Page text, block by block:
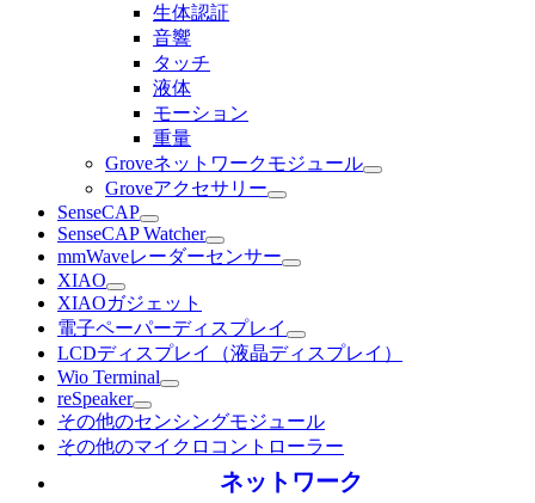
生体認証
音響
タッチ
液体
モーション
重量
Groveネットワークモジュール
Groveアクセサリー
SenseCAP
SenseCAP Watcher
mmWaveレーダーセンサー
XIAO
XIAOガジェット
電子ペーパーディスプレイ
LCDディスプレイ（液晶ディスプレイ）
Wio Terminal
reSpeaker
その他のセンシングモジュール
その他のマイクロコントローラー
ネットワーク